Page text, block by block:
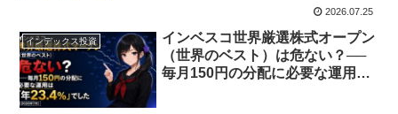
2026.07.25
インデックス投資
インベスコ世界厳選株式オープン
（世界のベスト）は危ない？──
毎月150円の分配に必要な運用は